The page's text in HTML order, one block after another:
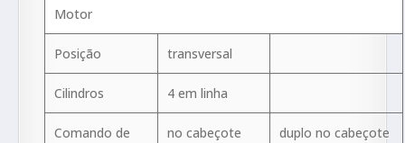
Motor
Posição transversal
Cilindros 4 em linha
Comando de
no cabeçote duplo no cabeçote